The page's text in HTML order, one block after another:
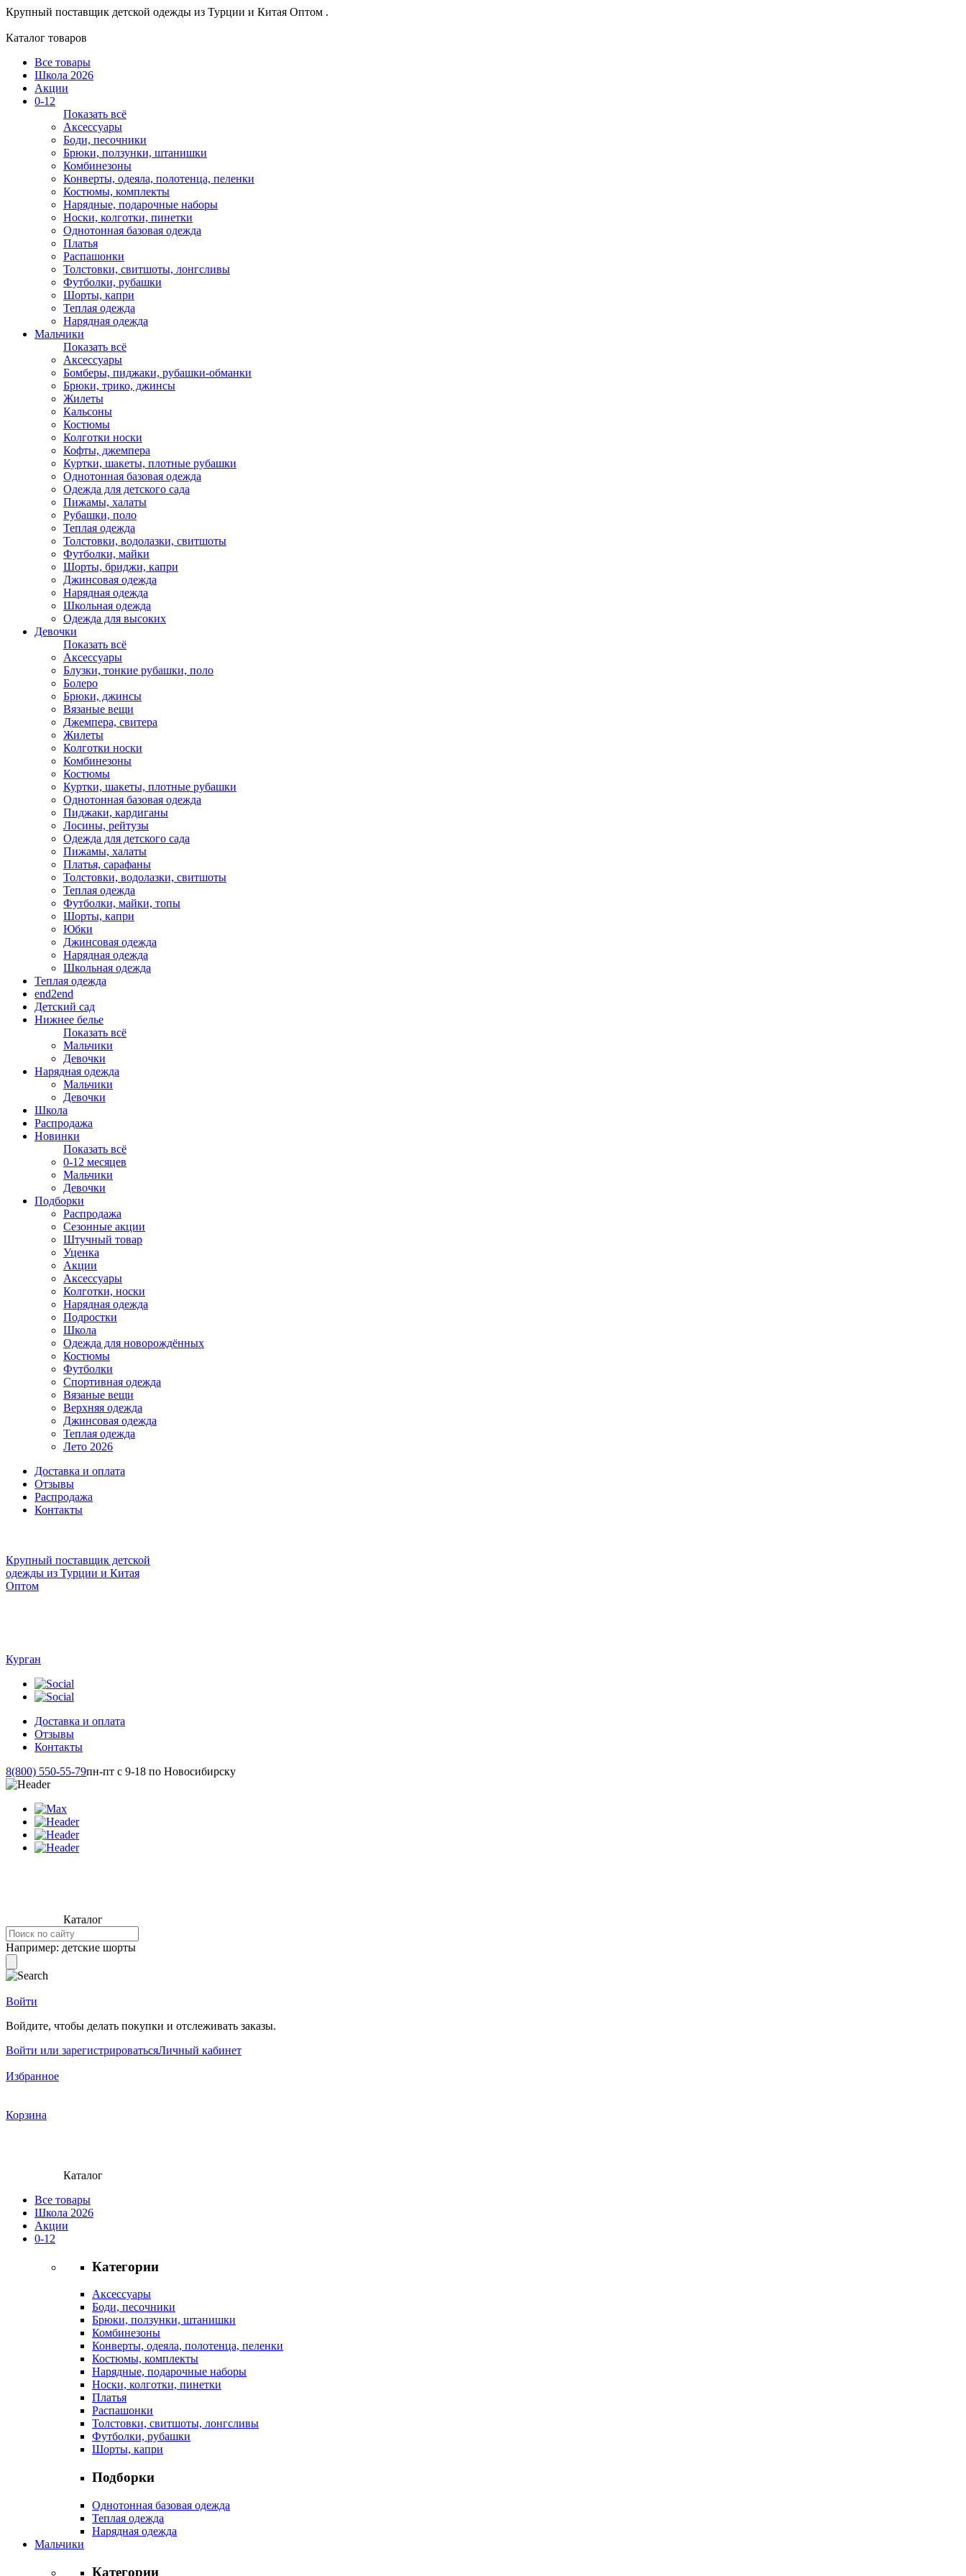
Крупный поставщик детской одежды из Турции и Китая Оптом .
Каталог товаров
Все товары
Школа 2026
Акции
0-12
Показать всё
Аксессуары
Боди, песочники
Брюки, ползунки, штанишки
Комбинезоны
Конверты, одеяла, полотенца, пеленки
Костюмы, комплекты
Нарядные, подарочные наборы
Носки, колготки, пинетки
Однотонная базовая одежда
Платья
Распашонки
Толстовки, свитшоты, лонгсливы
Футболки, рубашки
Шорты, капри
Теплая одежда
Нарядная одежда
Мальчики
Показать всё
Аксессуары
Бомберы, пиджаки, рубашки-обманки
Брюки, трико, джинсы
Жилеты
Кальсоны
Костюмы
Колготки носки
Кофты, джемпера
Куртки, шакеты, плотные рубашки
Однотонная базовая одежда
Одежда для детского сада
Пижамы, халаты
Рубашки, поло
Теплая одежда
Толстовки, водолазки, свитшоты
Футболки, майки
Шорты, бриджи, капри
Джинсовая одежда
Нарядная одежда
Школьная одежда
Одежда для высоких
Девочки
Показать всё
Аксессуары
Блузки, тонкие рубашки, поло
Болеро
Брюки, джинсы
Вязаные вещи
Джемпера, свитера
Жилеты
Колготки носки
Комбинезоны
Костюмы
Куртки, шакеты, плотные рубашки
Однотонная базовая одежда
Пиджаки, кардиганы
Лосины, рейтузы
Одежда для детского сада
Пижамы, халаты
Платья, сарафаны
Толстовки, водолазки, свитшоты
Теплая одежда
Футболки, майки, топы
Шорты, капри
Юбки
Джинсовая одежда
Нарядная одежда
Школьная одежда
Теплая одежда
end2end
Детский сад
Нижнее белье
Показать всё
Мальчики
Девочки
Нарядная одежда
Мальчики
Девочки
Школа
Распродажа
Новинки
Показать всё
0-12 месяцев
Мальчики
Девочки
Подборки
Распродажа
Сезонные акции
Штучный товар
Уценка
Акции
Аксессуары
Колготки, носки
Нарядная одежда
Подростки
Школа
Одежда для новорождённых
Костюмы
Футболки
Спортивная одежда
Вязаные вещи
Верхняя одежда
Джинсовая одежда
Теплая одежда
Лето 2026
Доставка и оплата
Отзывы
Распродажа
Контакты
Крупный поставщик детской
одежды из Турции и Китая
Оптом
Курган
Доставка и оплата
Отзывы
Контакты
8(800) 550-55-79пн-пт с 9-18 по Новосибирску
Каталог
Например: детские шорты
Войти
Войдите, чтобы делать покупки и отслеживать заказы.
Войти или зарегистрироватьсяЛичный кабинет
Избранное
Корзина
Каталог
Все товары
Школа 2026
Акции
0-12
Категории
Аксессуары
Боди, песочники
Брюки, ползунки, штанишки
Комбинезоны
Конверты, одеяла, полотенца, пеленки
Костюмы, комплекты
Нарядные, подарочные наборы
Носки, колготки, пинетки
Платья
Распашонки
Толстовки, свитшоты, лонгсливы
Футболки, рубашки
Шорты, капри
Подборки
Однотонная базовая одежда
Теплая одежда
Нарядная одежда
Мальчики
Категории